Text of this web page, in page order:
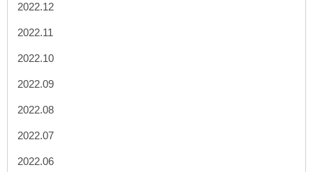
2022.12
2022.11
2022.10
2022.09
2022.08
2022.07
2022.06